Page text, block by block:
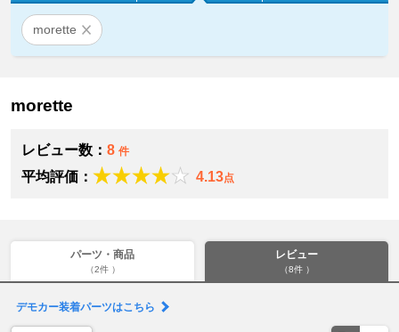
morette
morette
レビュー数： 8 件
平均評価： 4.13点
パーツ・商品
（2件 ）
レビュー
（8件 ）
デモカー装着パーツはこちら